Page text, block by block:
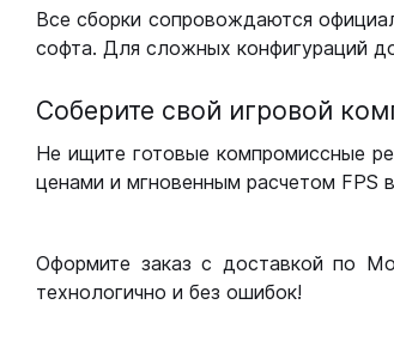
Все сборки сопровождаются
софта. Для сложных конфигураций
Соберите свой игровой
Не ищите готовые компромиссные
ценами и мгновенным расчетом FPS
Оформите заказ с доставкой по
технологично и без ошибок!